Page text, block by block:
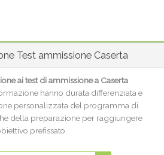
Test ammissione Caserta
ai test di ammissione a Caserta
hanno durata differenziata e
personalizzata del programma di
della preparazione per raggiungere
prefissato.